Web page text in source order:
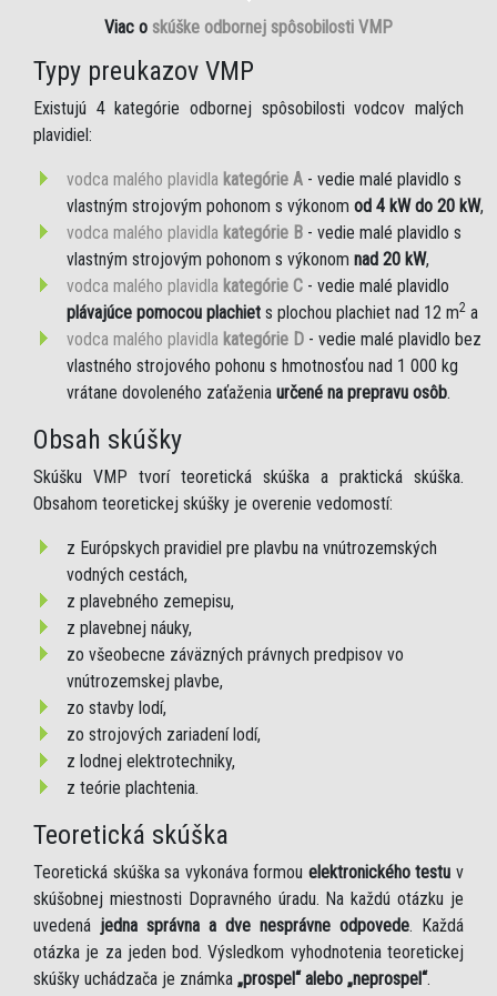
Viac o skúške odbornej spôsobilosti VMP
Typy preukazov VMP
Existujú 4 kategórie odbornej spôsobilosti vodcov malých
plavidiel:
vodca malého plavidla kategórie A - vedie malé plavidlo s
vlastným strojovým pohonom s výkonom od 4 kW do 20 kW,
vodca malého plavidla kategórie B - vedie malé plavidlo s
vlastným strojovým pohonom s výkonom nad 20 kW,
vodca malého plavidla kategórie C - vedie malé plavidlo
plávajúce pomocou plachiet s plochou plachiet nad 12 m2 a
vodca malého plavidla kategórie D - vedie malé plavidlo bez
vlastného strojového pohonu s hmotnosťou nad 1 000 kg
vrátane dovoleného zaťaženia určené na prepravu osôb.
Obsah skúšky
Skúšku VMP tvorí teoretická skúška a praktická skúška.
Obsahom teoretickej skúšky je overenie vedomostí:
z Európskych pravidiel pre plavbu na vnútrozemských
vodných cestách,
z plavebného zemepisu,
z plavebnej náuky,
zo všeobecne záväzných právnych predpisov vo
vnútrozemskej plavbe,
zo stavby lodí,
zo strojových zariadení lodí,
z lodnej elektrotechniky,
z teórie plachtenia.
Teoretická skúška
Teoretická skúška sa vykonáva formou elektronického testu v
skúšobnej miestnosti Dopravného úradu. Na každú otázku je
uvedená jedna správna a dve nesprávne odpovede. Každá
otázka je za jeden bod. Výsledkom vyhodnotenia teoretickej
skúšky uchádzača je známka „prospel“ alebo „neprospel“.